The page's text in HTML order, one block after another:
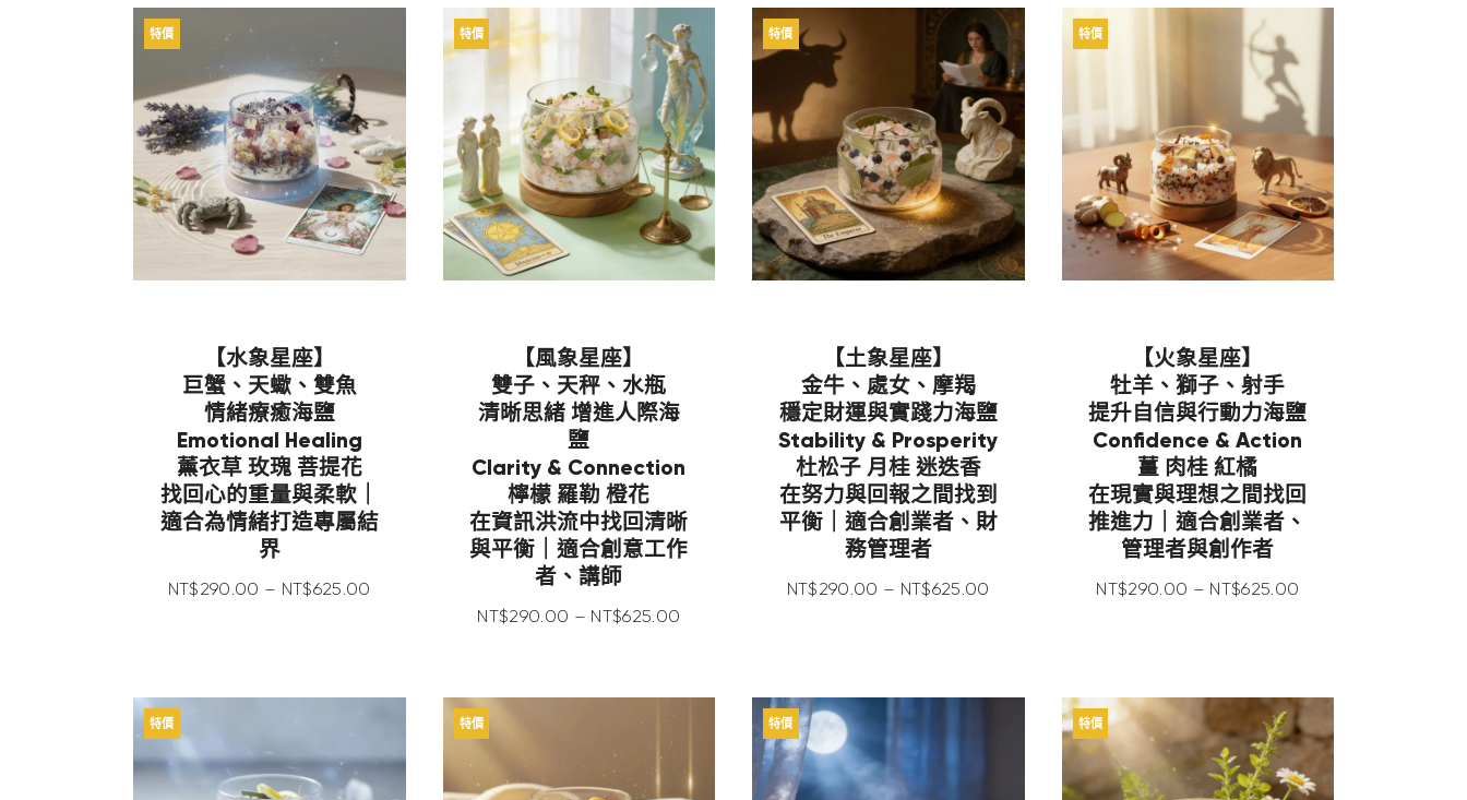
特價
【水象星座】
巨蟹、天蠍、雙魚
情緒療癒海鹽
Emotional Healing
薰衣草 玫瑰 菩提花
找回心的重量與柔軟｜
適合為情緒打造專屬結
界
NT$290 00 – NT$625 00
特價
【風象星座】
雙子、天秤、水瓶
清晰思緒 增進人際海
鹽
Clarity & Connection
檸檬 羅勒 橙花
在資訊洪流中找回清晰
與平衡｜適合創意工作
者、講師
NT$290 00 – NT$625 00
特價
【土象星座】
金牛、處女、摩羯
穩定財運與實踐力海鹽
Stability & Prosperity
杜松子 月桂 迷迭香
在努力與回報之間找到
平衡｜適合創業者、財
務管理者
NT$290 00 – NT$625 00
特價
【火象星座】
牡羊、獅子、射手
提升自信與行動力海鹽
Confidence & Action
薑 肉桂 紅橘
在現實與理想之間找回
推進力｜適合創業者、
管理者與創作者
NT$290 00 – NT$625 00
特價 特價 特價 特價